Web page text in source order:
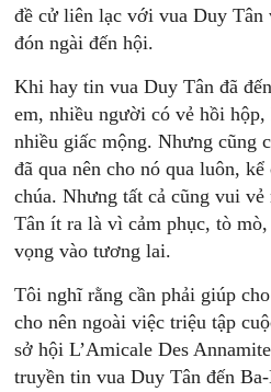
đề cử liên lạc với vua Duy Tân
đón ngài đến hội.
Khi hay tin vua Duy Tân đã
em, nhiều người có vẻ hồi
nhiều giấc mộng. Nhưng cũng
đã qua nên cho nó qua luôn,
chúa. Nhưng tất cả cũng vui
Tân ít ra là vì cảm phục, tò
vọng vào tương lai.
Tôi nghĩ rằng cần phải giúp
cho nên ngoài việc triệu tập
sở hội L’Amicale Des
truyền tin vua Duy Tân đến